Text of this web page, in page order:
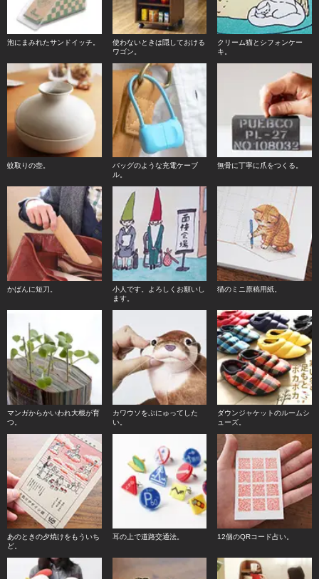
泡にまみれたサンドイッチ。
使わないときは隠しておける
ワゴン。
クリーム猫とシフォンケー
キ。
蚊取りの壺。
バッグのような充電ケーブ
ル。
無骨に丁寧に爪をつくる。
かばんに短刀。
小人です。よろしくお願いし
ます。
猫のミニ原稿用紙。
マンガからかいわれ大根が育
つ。
カワウソをぷにゅってした
い。
ダウンジャケットのルームシ
ューズ。
あのときの夕焼けをもういち
ど。
耳の上で道路交通法。 12個のQRコード占い。